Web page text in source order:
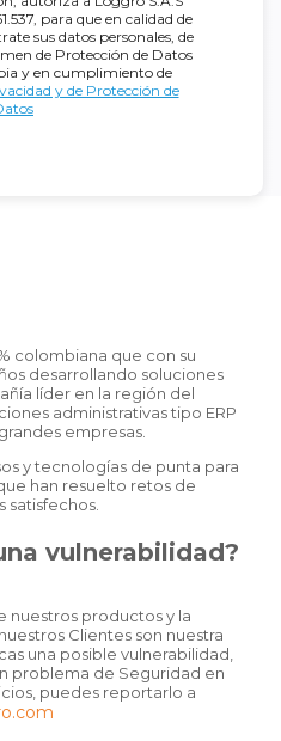
para que en calidad de
sus datos personales, de
de Protección de Datos
y en cumplimiento de
y de Protección de
colombiana que con su
desarrollando soluciones
líder en la región del
administrativas tipo ERP
empresas.
y tecnologías de punta para
han resuelto retos de
vulnerabilidad?
nuestros productos y la
Clientes son nuestra
una posible vulnerabilidad,
problema de Seguridad en
puedes reportarlo a